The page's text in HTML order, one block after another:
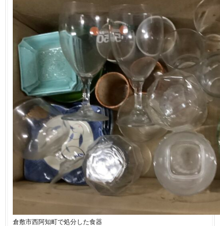
倉敷市西阿知町で処分した食器